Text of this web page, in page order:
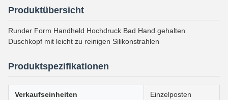
Produktübersicht
Runder Form Handheld Hochdruck Bad Hand gehalten
Duschkopf mit leicht zu reinigen Silikonstrahlen
Produktspezifikationen
Verkaufseinheiten Einzelposten